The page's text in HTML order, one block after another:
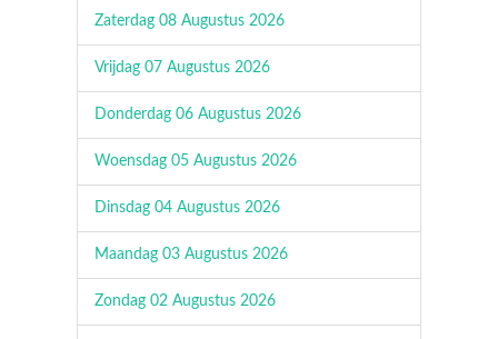
Zaterdag 08 Augustus 2026
Vrijdag 07 Augustus 2026
Donderdag 06 Augustus 2026
Woensdag 05 Augustus 2026
Dinsdag 04 Augustus 2026
Maandag 03 Augustus 2026
Zondag 02 Augustus 2026